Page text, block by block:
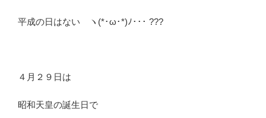
平成の日はない ヽ(*･ω･*)ﾉ･･･ ???
４月２９日は
昭和天皇の誕生日で